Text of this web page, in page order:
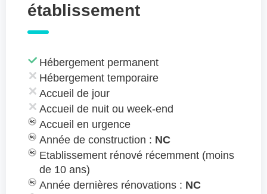
établissement
Hébergement permanent
Hébergement temporaire
Accueil de jour
Accueil de nuit ou week-end
Accueil en urgence
Année de construction : NC
Etablissement rénové récemment (moins
de 10 ans)
Année dernières rénovations : NC